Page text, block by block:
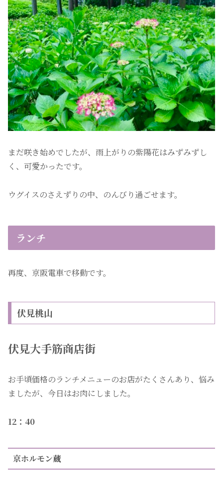
まだ咲き始めでしたが、雨上がりの紫陽花はみずみずし
く、可愛かったです。
ウグイスのさえずりの中、のんびり過ごせます。
ランチ
再度、京阪電車で移動です。
伏見桃山
伏見大手筋商店街
お手頃価格のランチメニューのお店がたくさんあり、悩み
ましたが、今日はお肉にしました。
12：40
京ホルモン蔵